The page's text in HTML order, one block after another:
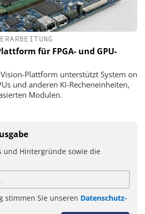
für FPGA- und GPU-
Plattform unterstützt System on
und anderen KI-Recheneinheiten,
Modulen.
und Hintergründe sowie die
stimmen Sie unseren Datenschutz-